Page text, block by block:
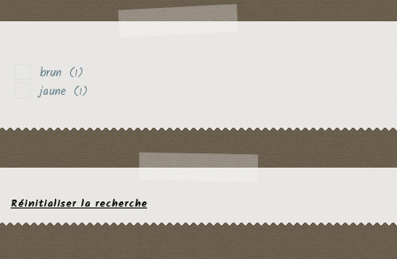
brun (1)
jaune (1)
Réinitialiser la recherche